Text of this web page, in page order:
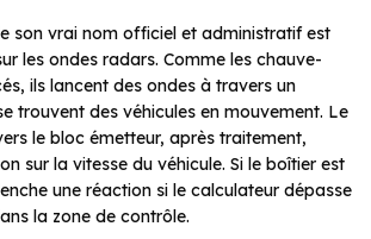
son vrai nom officiel et administratif est
les ondes radars. Comme les chauve-
ils lancent des ondes à travers un
trouvent des véhicules en mouvement. Le
le bloc émetteur, après traitement,
sur la vitesse du véhicule. Si le boîtier est
une réaction si le calculateur dépasse
la zone de contrôle.